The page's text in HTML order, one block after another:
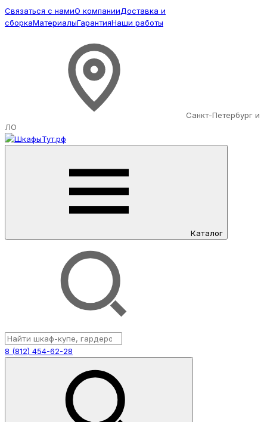
Связаться с намиО компанииДоставка и
сборкаМатериалыГарантияНаши работы
Санкт-Петербург и
ЛО
Каталог
8 (812) 454-62-28